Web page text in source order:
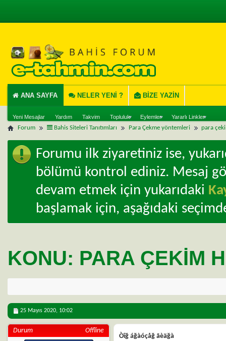
ANA SAYFA
Yeni Mesajlar Yardım Takvim Topluluk Eylemler Yararlı Linkler
NELER YENI ? BIZE YAZIN
Forum Bahis Siteleri Tanıtımları Para Çekme yöntemleri para
Forumu ilk ziyaretiniz ise,
bölümü kontrol ediniz. Mesaj
devam etmek için yukarıdaki
başlamak için, aşağıdaki
KONU: PARA ÇEKIM
25 Mayıs 2020, 10:02
Durum Offline
Òîğ áğàóçåğ ãèäğà